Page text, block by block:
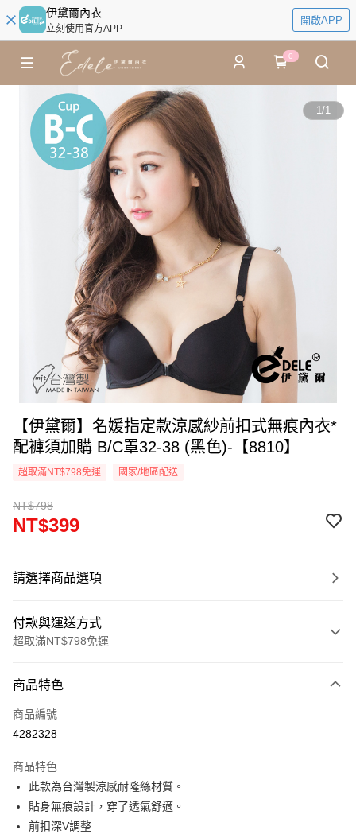
伊黛爾內衣
立刻使用官方APP
開啟APP
0
1/1
【伊黛爾】名媛指定款涼感紗前扣式無痕內衣*
配褲須加購 B/C罩32-38 (黑色)-【8810】
超取滿NT$798免運 國家/地區配送
NT$798
NT$399
請選擇商品選項
付款與運送方式
超取滿NT$798免運
信用卡一次付款
超商取貨付款
Apple Pay
街口支付
商品特色
商品編號
4282328
商品特色
此款為台灣製涼感耐隆絲材質。
貼身無痕設計，穿了透氣舒適。
前扣深V調整